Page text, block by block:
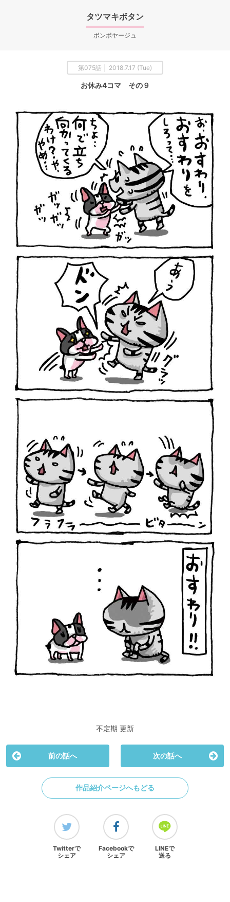
タツマキボタン
ボンボヤージュ
第075話 │ 2018.7.17 (Tue)
お休み4コマ その９
不定期 更新
前の話へ 次の話へ
作品紹介ページへもどる
Twitterで
シェア
Facebookで
シェア
LINEで
送る